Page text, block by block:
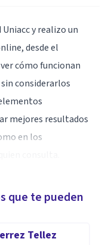
y realizo un
desde el
cómo funcionan
considerarlos
mejores resultados
en los
responsable, con
con
que te pueden
Tellez